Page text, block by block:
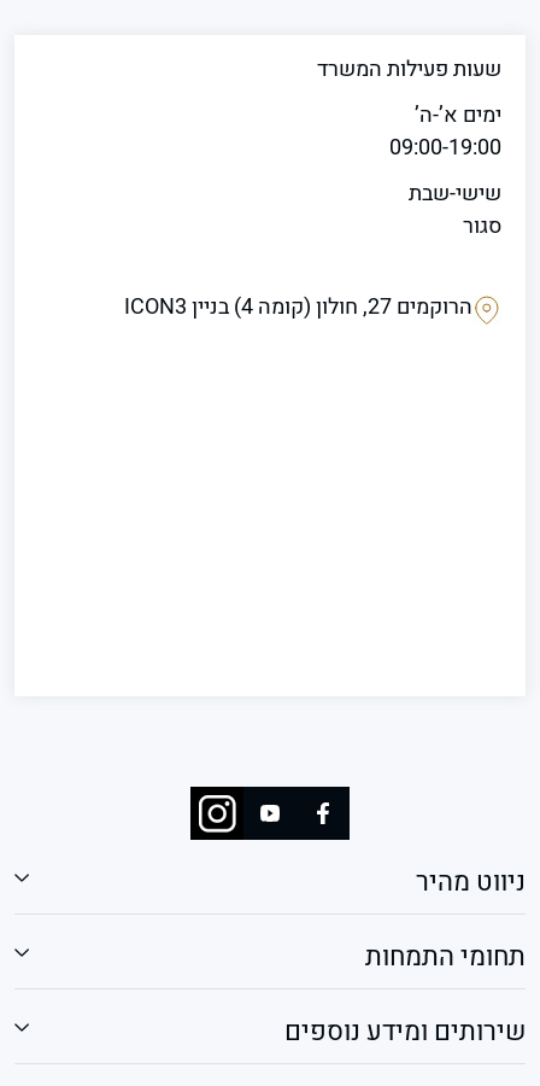
שעות פעילות המשרד
ימים א’-ה’
09:00-19:00
שישי-שבת
סגור
הרוקמים 27, חולון (קומה 4) בניין ICON3
ניווט מהיר
תחומי התמחות
שירותים ומידע נוספים